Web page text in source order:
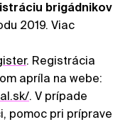
brigádnikov
2019. Viac
. Registrácia
apríla na webe:
. V prípade
pomoc pri príprave